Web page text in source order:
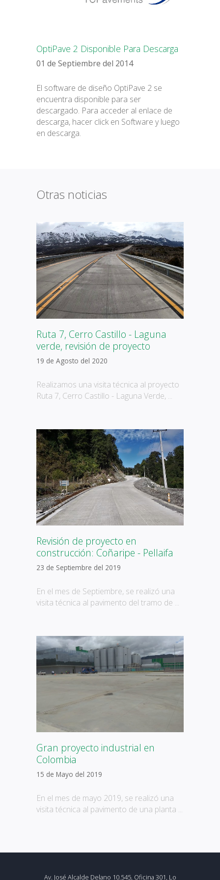
OptiPave 2 Disponible Para Descarga
01 de Septiembre del 2014
El software de diseño OptiPave 2 se
encuentra disponible para ser
descargado. Para acceder al enlace de
descarga, hacer click en Software y luego
en descarga.
Otras noticias
Ruta 7, Cerro Castillo - Laguna
verde, revisión de proyecto
19 de Agosto del 2020
Realizamos una visita técnica al proyecto
Ruta 7, Cerro Castillo - Laguna Verde, ...
Revisión de proyecto en
construcción: Coñaripe - Pellaifa
23 de Septiembre del 2019
En el mes de Septiembre, se realizó una
visita técnica al pavimento del tramo de ...
Gran proyecto industrial en
Colombia
15 de Mayo del 2019
En el mes de mayo 2019, se realizó una
visita técnica al pavimento de una planta ...
Av. José Alcalde Delano 10.545, Oficina 301, Lo